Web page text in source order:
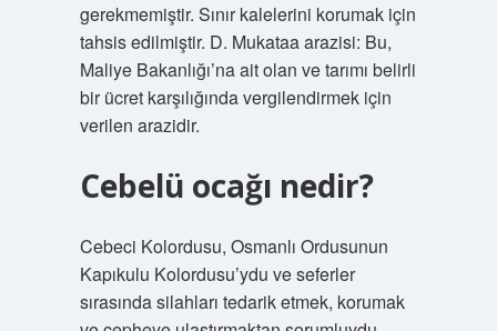
gerekmemiştir. Sınır kalelerini korumak için
tahsis edilmiştir. D. Mukataa arazisi: Bu,
Maliye Bakanlığı’na ait olan ve tarımı belirli
bir ücret karşılığında vergilendirmek için
verilen arazidir.
Cebelü ocağı nedir?
Cebeci Kolordusu, Osmanlı Ordusunun
Kapıkulu Kolordusu’ydu ve seferler
sırasında silahları tedarik etmek, korumak